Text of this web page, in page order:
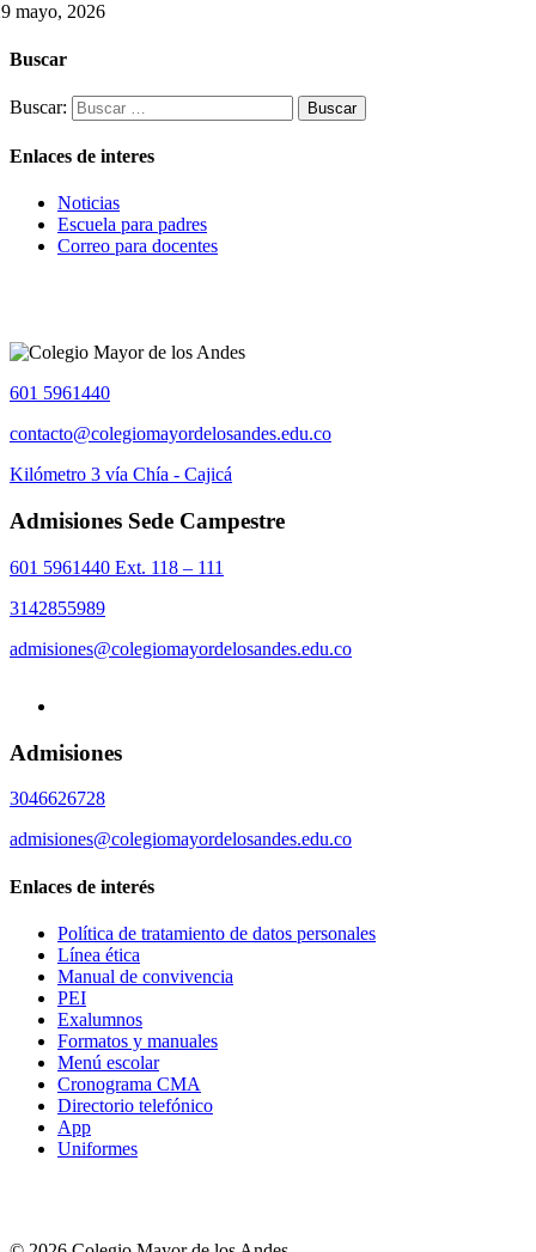
mayo, 2026
Buscar
Buscar:
Enlaces de interes
Noticias
Escuela para padres
Correo para docentes
601 5961440
contacto@colegiomayordelosandes.edu.co
Kilómetro 3 vía Chía - Cajicá
Admisiones Sede Campestre
601 5961440 Ext. 118 – 111
3142855989
admisiones@colegiomayordelosandes.edu.co
Admisiones
3046626728
admisiones@colegiomayordelosandes.edu.co
Enlaces de interés
Política de tratamiento de datos personales
Línea ética
Manual de convivencia
PEI
Exalumnos
Formatos y manuales
Menú escolar
Cronograma CMA
Directorio telefónico
App
Uniformes